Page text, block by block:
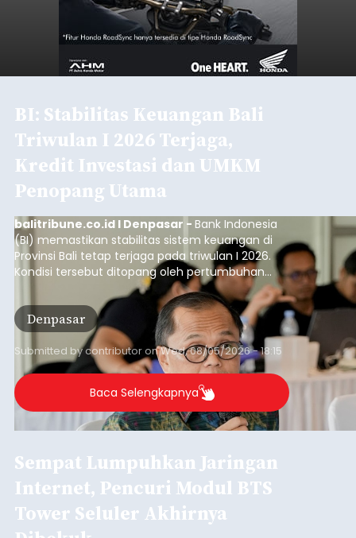
BI: Stabilitas Keuangan Bali
Triwulan I 2026 Terjaga,
Kredit Investasi dan UMKM
Penopang Utama
balitribune.co.id I Denpasar - Bank Indonesia
(BI) memastikan stabilitas sistem keuangan di
Provinsi Bali tetap terjaga pada triwulan I 2026.
Kondisi tersebut ditopang oleh pertumbuhan
penyaluran kredit yang masih positif, terutama
pada sektor-sektor utama penggerak ekonomi
daerah, dengan risiko kredit yang tetap
terkendali.
Denpasar
Submitted bycontributoronWed, 08/05/2026 - 18:15
Baca Selengkapnya
Sempat Lumpuhkan Jaringan
Internet, Pencuri Modul BTS
Tower Seluler Akhirnya